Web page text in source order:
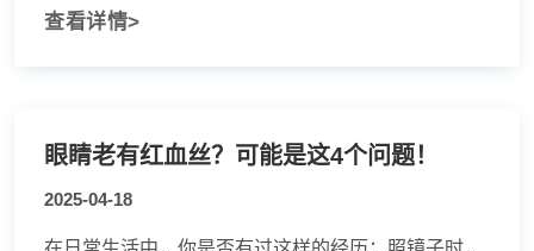
查看详情>
眼睛老有红血丝？可能是这4个问题！
2025-04-18